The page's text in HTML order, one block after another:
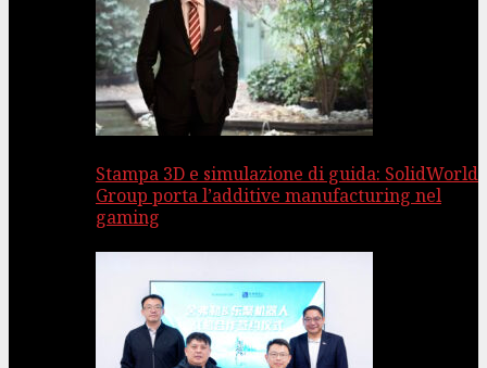
Stampa 3D e simulazione di guida: SolidWorld
Group porta l’additive manufacturing nel
gaming